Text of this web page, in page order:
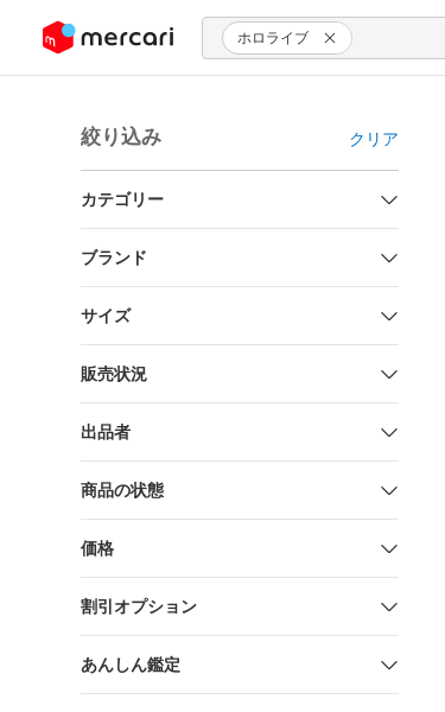
ツにスキップ ホロライブ
絞り込み クリア
カテゴリー
ブランド
サイズ
販売状況
出品者
商品の状態
価格
割引オプション
あんしん鑑定